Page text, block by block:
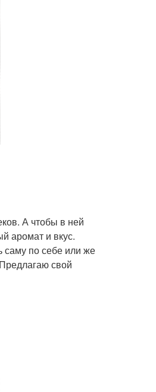
А чтобы в ней
аромат и вкус.
саму по себе или же
свой